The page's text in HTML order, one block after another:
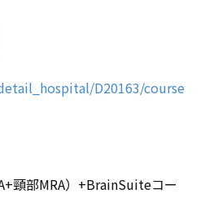
D20163/course
頸部MRA）+BrainSuiteコー